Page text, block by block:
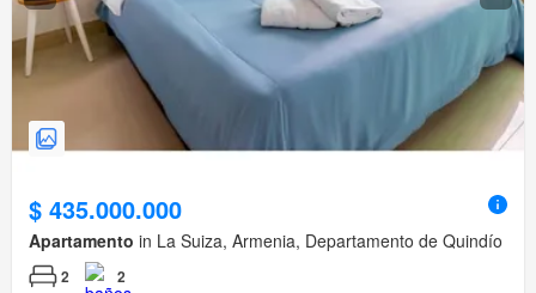
$ 435.000.000
Apartamento in La Suiza, Armenia, Departamento de Quindío
2 2